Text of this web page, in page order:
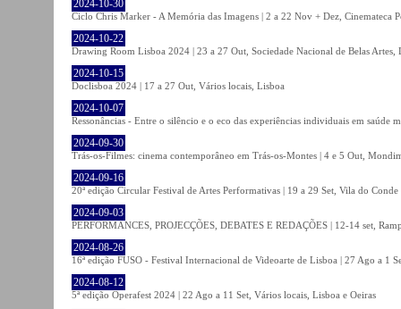
2024-10-30
Ciclo Chris Marker - A Memória das Imagens | 2 a 22 Nov + Dez, Cinemateca
2024-10-22
Drawing Room Lisboa 2024 | 23 a 27 Out, Sociedade Nacional de Belas Artes,
2024-10-15
Doclisboa 2024 | 17 a 27 Out, Vários locais, Lisboa
2024-10-07
Ressonâncias - Entre o silêncio e o eco das experiências individuais em
2024-09-30
Trás-os-Filmes: cinema contemporâneo em Trás-os-Montes | 4 e 5 Out,
2024-09-16
20ª edição Circular Festival de Artes Performativas | 19 a 29 Set, Vila do Conde
2024-09-03
PERFORMANCES, PROJECÇÕES, DEBATES E REDAÇÕES | 12-14 set,
2024-08-26
16ª edição FUSO - Festival Internacional de Videoarte de Lisboa | 27 Ago a 1
2024-08-12
5ª edição Operafest 2024 | 22 Ago a 11 Set, Vários locais, Lisboa e Oeiras